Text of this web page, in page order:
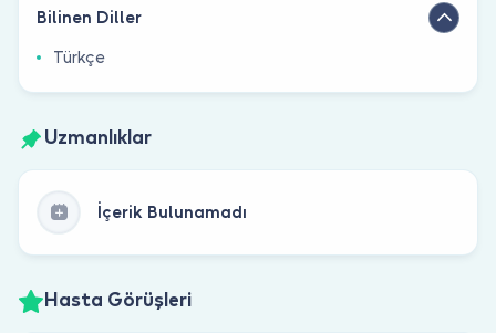
Bilinen Diller
Türkçe
Uzmanlıklar
İçerik Bulunamadı
Hasta Görüşleri